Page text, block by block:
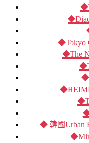
◆Tokyo
◆The
◆ 韓國Urban